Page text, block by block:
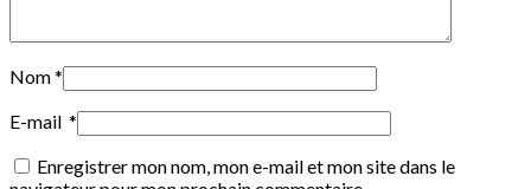
Nom*
E-mail *
Enregistrer mon nom, mon e-mail et mon site dans le